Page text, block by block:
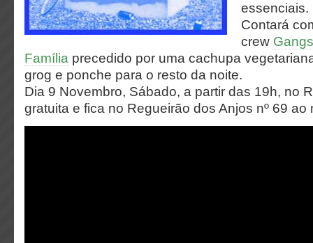
essenciais.
Contará
crew
Família precedido por uma cachupa
grog e ponche para o resto da noite.
Dia 9 Novembro, Sábado, a partir das 19h, no
gratuita e fica no Regueirão dos Anjos nº 69